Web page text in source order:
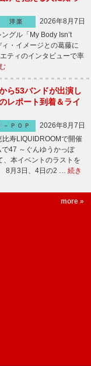
洋楽
2026年8月7日
グル「My Body Isn’t
・イメージとの葛藤に
ティのインタビューで率
ら53バンドが出演し
レポート到着＆ライ
－ＰＯＰ
2026年8月7日
寿LIQUIDROOMで開催
47 ～ぐんゆうかっぽ
、本イベントのラストを
8月3日、4日の2 … 続き
more »